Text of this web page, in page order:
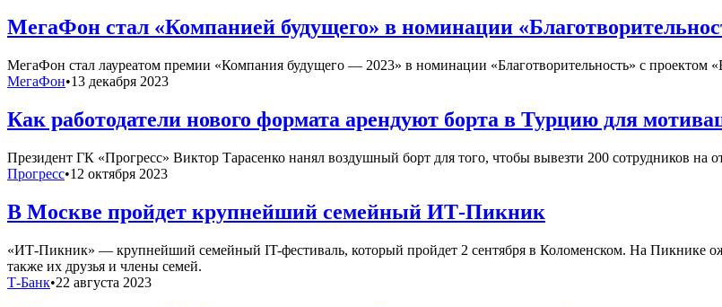
МегаФон стал «Компанией будущего» в номинации
МегаФон стал лауреатом премии «Компания будущего — 2023» в номинации «Благотворительность» с проектом
МегаФон•13 декабря 2023
Как работодатели нового формата арендуют борта в Турцию для
Президент ГК «Прогресс» Виктор Тарасенко нанял воздушный борт для того, чтобы вывезти 200 сотрудников на
Прогресс•12 октября 2023
В Москве пройдет крупнейший семейный ИТ-Пикник
«ИТ-Пикник» — крупнейший семейный IT-фестиваль, который пройдет 2 сентября в Коломенском. На Пикнике
также их друзья и члены семей.
Т-Банк•22 августа 2023